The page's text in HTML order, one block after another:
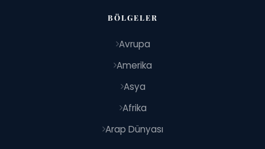
BÖLGELER
Avrupa
Amerika
Asya
Afrika
Arap Dünyası